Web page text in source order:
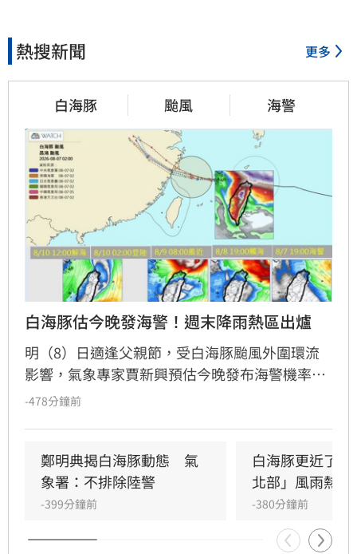
熱搜新聞 更多
白海豚 颱風 海警
白海豚估今晚發海警！週末降雨熱區出爐
明（8）日適逢父親節，受白海豚颱風外圍環流
影響，氣象專家賈新興預估今晚發布海警機率
高。週末期間，台中以北及東北角慎防較大雨
醒民眾留意天氣變化。此外，今起至14日花東地
區需防焚風，且8月底前全台降雨機率偏高，特
別是南部地區，建議民眾提前做好防颱準備。
-478分鐘前
鄭明典揭白海豚動態　氣
象署：不排除陸警
-399分鐘前
白海豚更近了
北部」風雨熱區
-380分鐘前